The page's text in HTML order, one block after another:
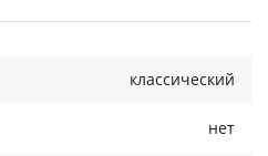
классический
нет